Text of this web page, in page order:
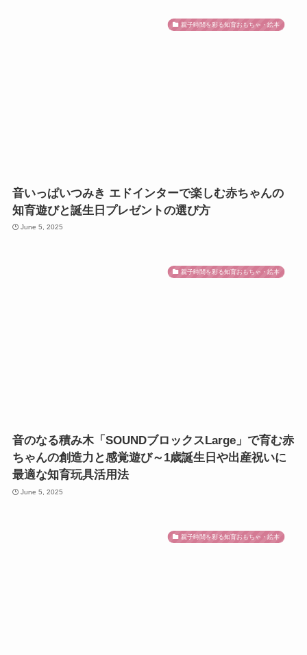
親子時間を彩る知育おもちゃ・絵本
音いっぱいつみき エドインターで楽しむ赤ちゃんの
知育遊びと誕生日プレゼントの選び方
June 5, 2025
親子時間を彩る知育おもちゃ・絵本
音のなる積み木「SOUNDブロックスLarge」で育む赤
ちゃんの創造力と感覚遊び～1歳誕生日や出産祝いに
最適な知育玩具活用法
June 5, 2025
親子時間を彩る知育おもちゃ・絵本